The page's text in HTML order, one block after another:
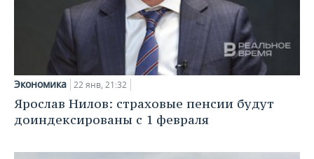
Экономика 22 янв, 21:32
Ярослав Нилов: страховые пенсии будут
доиндексированы с 1 февраля